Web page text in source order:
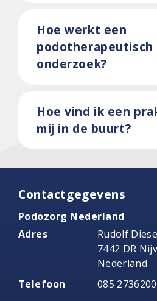
Hoe werkt een
podotherapeutisch
onderzoek?
Hoe vind ik een
mij in de buurt?
Contactgegevens
Podozorg Nederland
Adres
Rudolf
7442 DR
Nederland
Telefoon
085 2736200